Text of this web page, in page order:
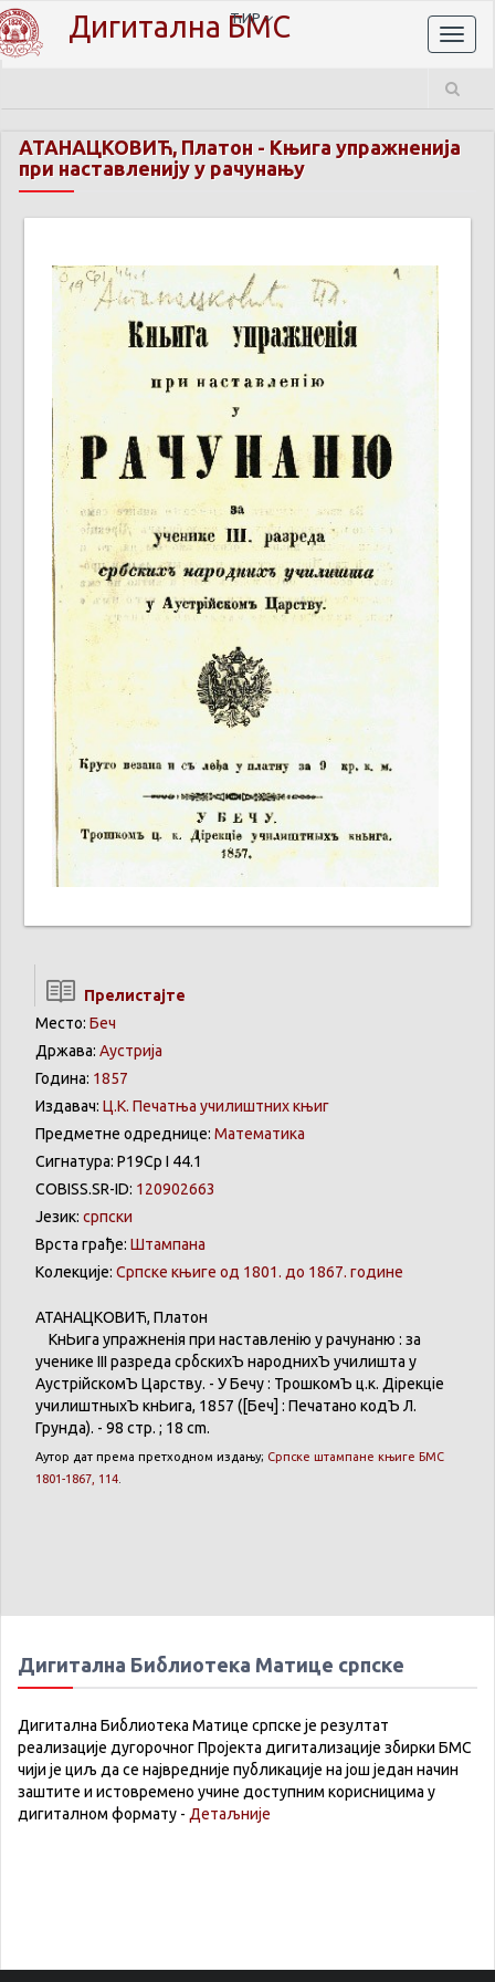
Дигитална БМС
ЋИР
АТАНАЦКОВИЋ, Платон - Књига упражненија
при наставленију у рачунању
Прелистајте
Место: Беч
Држава: Аустрија
Година: 1857
Издавач: Ц.К. Печатња училиштних књиг
Предметне одреднице: Математика
Сигнатура: Р19Ср I 44.1
COBISS.SR-ID: 120902663
Језик: српски
Врста грађе: Штампана
Колекције: Српске књиге од 1801. до 1867. године
АТАНАЦКОВИЋ, Платон
КнЬига упражненія при наставленію урачунаню : за
ученике III разреда србскихЪ народнихЪ училишта у
АустрійскомЪ Царству. - УБечу: ТрошкомЪ ц.к. Дірекціе
училиштныхЪ кнЬига, 1857 ([Беч] : Печатано кодЪ Л.
Грунда). - 98 стр. ; 18 cm.
Аутор дат према претходном издању; Српске штампане књиге БМС
1801-1867, 114
Дигитална Библиотека Матице српске
Дигитална Библиотека Матице српске је резултат
реализације дугорочног Пројекта дигитализације збирки БМС
чији је циљ да се највредније публикације на још један начин
заштите и истовремено учине доступним корисницима у
дигиталном формату - Детаљније